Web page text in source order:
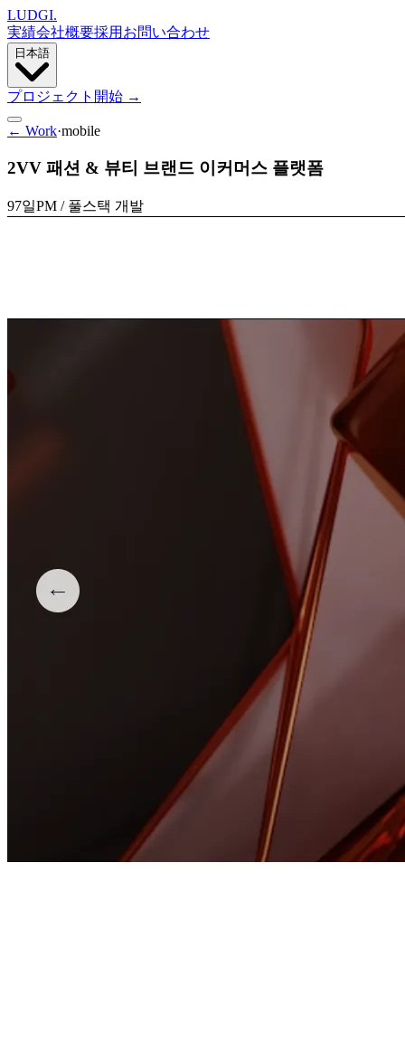
LUDGI.
実績会社概要採用 お問い合わせ
日本語
プロジェクト開始 →
← Work·mobile
2VV 패션 & 뷰티 브랜드 이커머스 플랫폼
97일PM / 풀스택 개발